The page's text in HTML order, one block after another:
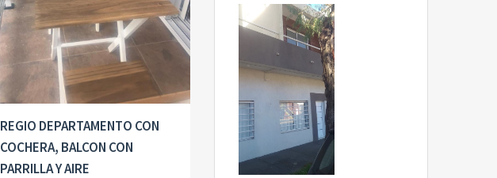
REGIO DEPARTAMENTO CON
COCHERA, BALCON CON
PARRILLA Y AIRE